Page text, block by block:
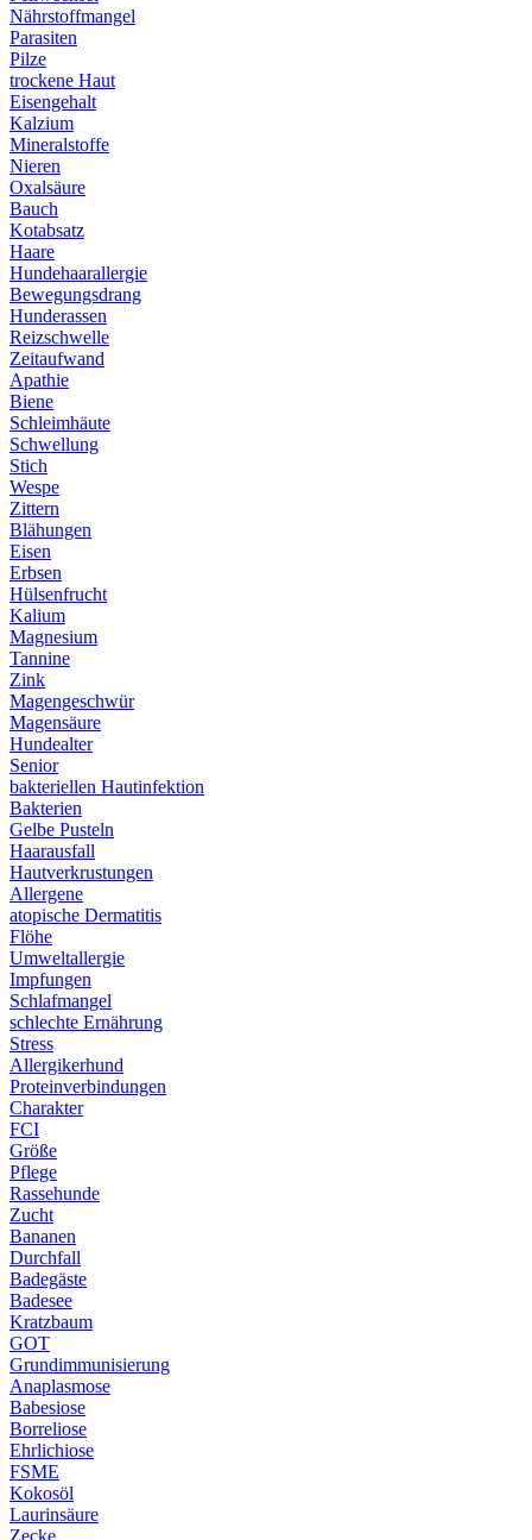
Nährstoffmangel
Parasiten
Pilze
trockene Haut
Eisengehalt
Kalzium
Mineralstoffe
Nieren
Oxalsäure
Bauch
Kotabsatz
Haare
Hundehaarallergie
Bewegungsdrang
Hunderassen
Reizschwelle
Zeitaufwand
Apathie
Biene
Schleimhäute
Schwellung
Stich
Wespe
Zittern
Blähungen
Eisen
Erbsen
Hülsenfrucht
Kalium
Magnesium
Tannine
Zink
Magengeschwür
Magensäure
Hundealter
Senior
bakteriellen Hautinfektion
Bakterien
Gelbe Pusteln
Haarausfall
Hautverkrustungen
Allergene
atopische Dermatitis
Flöhe
Umweltallergie
Impfungen
Schlafmangel
schlechte Ernährung
Stress
Allergikerhund
Proteinverbindungen
Charakter
FCI
Größe
Pflege
Rassehunde
Zucht
Bananen
Durchfall
Badegäste
Badesee
Kratzbaum
GOT
Grundimmunisierung
Anaplasmose
Babesiose
Borreliose
Ehrlichiose
FSME
Kokosöl
Laurinsäure
Zecke